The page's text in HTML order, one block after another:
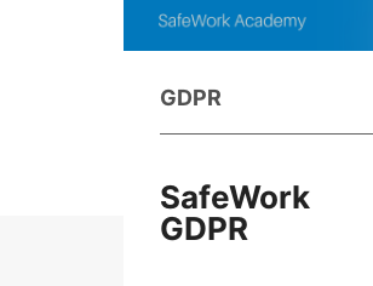
GDPR
SafeWork
GDPR